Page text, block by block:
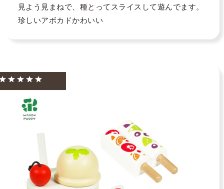
見よう見まねで、種とってスライスして遊んでます。
珍しいアボカドかわいい